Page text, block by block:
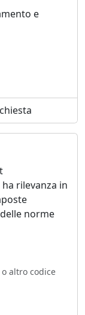
e
rilevanza in
norme
altro codice